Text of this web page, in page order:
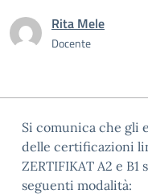
Rita Mele
Docente
Si comunica che gli
delle certificazioni
ZERTIFIKAT A2 e
seguenti modalità: